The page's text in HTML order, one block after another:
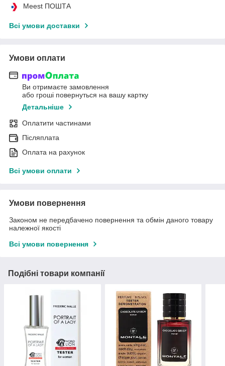
Meest ПОШТА
Всі умови доставки
Умови оплати
Ви отримаєте замовлення
або гроші повернуться на вашу картку
Детальніше
Оплатити частинами
Післяплата
Оплата на рахунок
Всі умови оплати
Умови повернення
Законом не передбачено повернення та обмін даного товару
належної якості
Всі умови повернення
Подібні товари компанії